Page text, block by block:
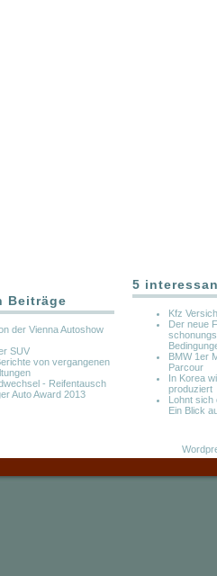
Beiträge
der Vienna Autoshow
SUV
von vergangenen
- Reifentausch
Auto Award 2013
5
Kfz
Der neue
BMW 1er
Parcour
In Korea
produziert
Lohnt sich
Ein Blick